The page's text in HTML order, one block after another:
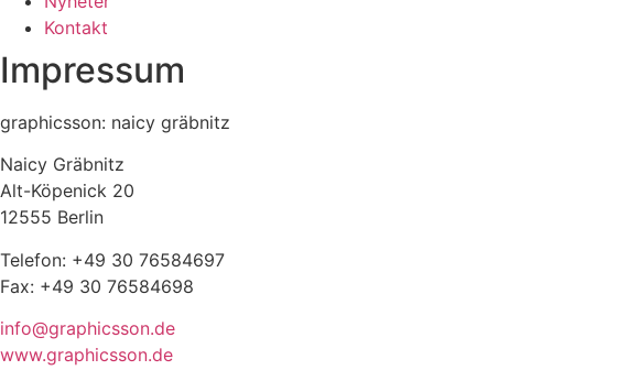
Kontakt
Impressum
graphicsson: naicy gräbnitz
Naicy Gräbnitz
Alt-Köpenick 20
12555 Berlin
Telefon: +49 30 76584697
Fax: +49 30 76584698
info@graphicsson.de
www.graphicsson.de